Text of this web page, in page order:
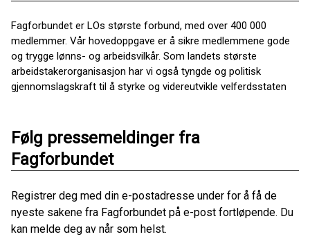
Fagforbundet er LOs største forbund, med over 400 000
medlemmer. Vår hovedoppgave er å sikre medlemmene gode
og trygge lønns- og arbeidsvilkår. Som landets største
arbeidstakerorganisasjon har vi også tyngde og politisk
gjennomslagskraft til å styrke og videreutvikle velferdsstaten
Følg pressemeldinger fra
Fagforbundet
Registrer deg med din e-postadresse under for å få de
nyeste sakene fra Fagforbundet på e-post fortløpende. Du
kan melde deg av når som helst.